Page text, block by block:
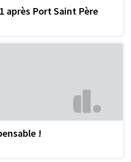
après Port Saint Père
!